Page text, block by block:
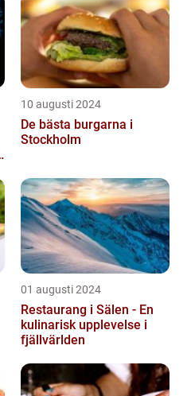
10 augusti 2024
De bästa burgarna i
Stockholm
01 augusti 2024
Restaurang i Sälen - En
kulinarisk upplevelse i
fjällvärlden